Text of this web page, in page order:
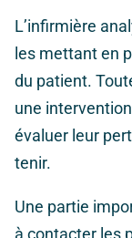
L’infirmière
les mettant en
du patient.
une
évaluer leur
tenir.
Une partie
à contacter les